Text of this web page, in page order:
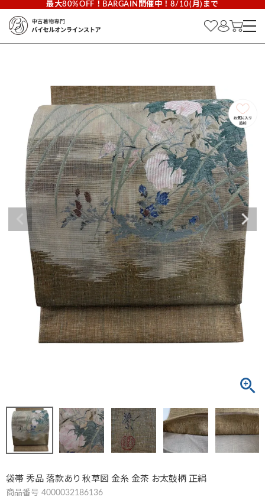
最大80%OFF！BARGAIN開催中！8/10(月)まで
袋帯 秀品 落款あり 秋草図 金糸 金茶 お太鼓柄 正絹
商品番号 4000032186136